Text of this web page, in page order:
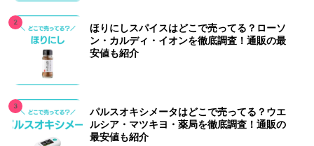
ほりにしスパイスはどこで売ってる？ローソ
ン・カルディ・イオンを徹底調査！通販の最
安値も紹介
パルスオキシメータはどこで売ってる？ウエ
ルシア・マツキヨ・薬局を徹底調査！通販の
最安値も紹介